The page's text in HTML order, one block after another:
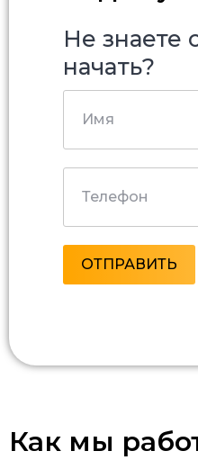
Не знаете
начать?
Как мы